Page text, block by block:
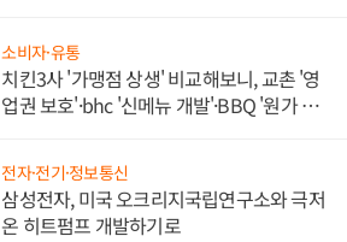
소비자·유통
치킨3사 '가맹점 상생' 비교해보니, 교촌 '영
업권 보호'·bhc '신메뉴 개발'·BBQ '원가 부
전자·전기·정보통신
삼성전자, 미국 오크리지국립연구소와 극저
온 히트펌프 개발하기로